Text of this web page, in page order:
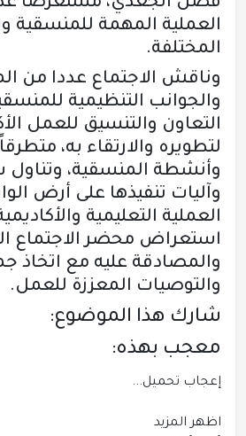
فضل الجعدي، مستعرضاً
العملية المهمة للمنسقية
المختلفة.
وناقش الاجتماع عددا من
والجوانب التنظيمية
التعاون والتنسيق للعمل
لتطويره والارتقاء به،
وأنشطة المنسقية،
وآليات تنفيذها على أرض
العملية التعليمية
استعراض محضر الاجتماع
والمصادقة عليه مع اتخاذ
والتوصيات المعززة للعمل.
شارك هذا الموضوع:
معجب بهذه:
إعجاب تحميل...
اظهر المزيد